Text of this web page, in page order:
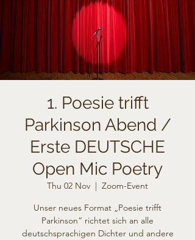
1. Poesie trifft
Parkinson Abend /
Erste DEUTSCHE
Open Mic Poetry
Thu 02 Nov
  |
Zoom-Event
Unser neues Format „Poesie trifft
Parkinson“ richtet sich an alle
deutschsprachigen Dichter und andere